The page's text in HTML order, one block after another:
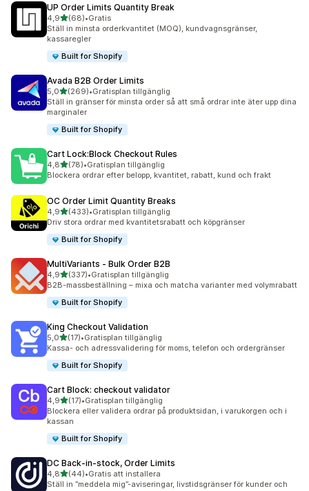
UP Order Limits Quantity Break
4,9av 5 stjärnor
(68)
68 recensioner totalt
•Gratis
Ställ in minsta orderkvantitet (MOQ), kundvagnsgränser,
kassaregler
Built for Shopify
Avada B2B Order Limits
5,0av 5 stjärnor
(269)
269 recensioner totalt
•Gratisplan tillgänglig
Ställ in gränser för minsta order så att små ordrar inte äter upp dina
marginaler
Built for Shopify
Cart Lock:Block Checkout Rules
4,8av 5 stjärnor
(78)
78 recensioner totalt
•Gratisplan tillgänglig
Blockera ordrar efter belopp, kvantitet, rabatt, kund och frakt
OC Order Limit Quantity Breaks
4,9av 5 stjärnor
(433)
433 recensioner totalt
•Gratisplan tillgänglig
Driv stora ordrar med kvantitetsrabatt och köpgränser
Built for Shopify
MultiVariants ‑ Bulk Order B2B
4,9av 5 stjärnor
(337)
337 recensioner totalt
•Gratisplan tillgänglig
B2B-massbeställning – mixa och matcha varianter med volymrabatt
Built for Shopify
King Checkout Validation
5,0av 5 stjärnor
(17)
17 recensioner totalt
•Gratisplan tillgänglig
Kassa- och adressvalidering för moms, telefon och ordergränser
Built for Shopify
Cart Block: checkout validator
4,9av 5 stjärnor
(17)
17 recensioner totalt
•Gratisplan tillgänglig
Blockera eller validera ordrar på produktsidan, i varukorgen och i
kassan
Built for Shopify
DC Back‑in‑stock, Order Limits
4,8av 5 stjärnor
(44)
44 recensioner totalt
•Gratis att installera
Ställ in ”meddela mig”-aviseringar, livstidsgränser för kunder och